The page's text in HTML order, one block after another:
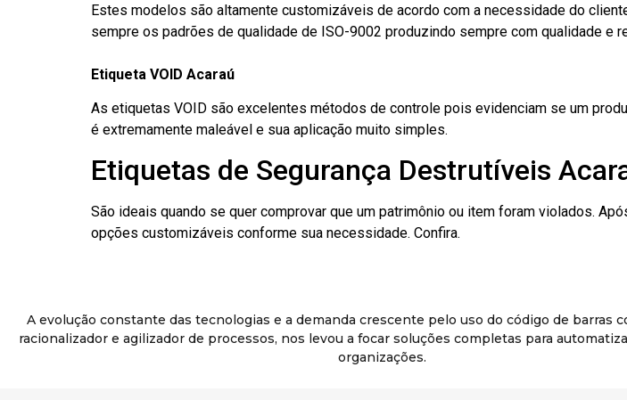
Estes modelos são altamente customizáveis de acordo com a necessidade do
sempre os padrões de qualidade de ISO-9002 produzindo sempre com qualidade e
Etiqueta VOID Acaraú
As etiquetas VOID são excelentes métodos de controle pois evidenciam se um
é extremamente maleável e sua aplicação muito simples.
Etiquetas de Segurança Destrutíveis
São ideais quando se quer comprovar que um patrimônio ou item foram violados.
opções customizáveis conforme sua necessidade. Confira.
A evolução constante das tecnologias e a demanda crescente pelo uso do código de barras
racionalizador e agilizador de processos, nos levou a focar soluções completas para
organizações.